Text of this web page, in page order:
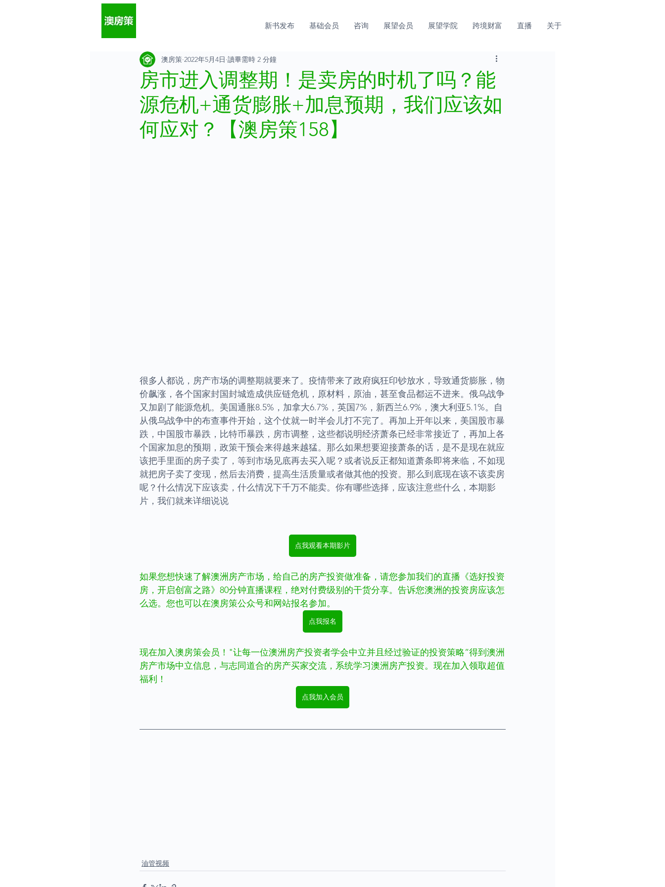
新书发布 基础会员 咨询 展望会员 展望学院 跨境财富 直播 关于
房市进入调整期！是卖房的时机了吗？能
源危机+通货膨胀+加息预期，我们应该如
何应对？【澳房策158】
澳房策 2022年5月4日 讀畢需時 2 分鐘
很多人都说，房产市场的调整期就要来了。疫情带来了政府疯狂印钞放水，导致通货膨胀，物
价飙涨，各个国家封国封城造成供应链危机，原材料，原油，甚至食品都运不进来。俄乌战争
又加剧了能源危机。美国通胀8.5%，加拿大6.7%，英国7%，新西兰6.9%，澳大利亚5.1%。自
从俄乌战争中的布查事件开始，这个仗就一时半会儿打不完了。再加上开年以来，美国股市暴
跌，中国股市暴跌，比特币暴跌，房市调整，这些都说明经济萧条已经非常接近了，再加上各
个国家加息的预期，政策干预会来得越来越猛。那么如果想要迎接萧条的话，是不是现在就应
该把手里面的房子卖了，等到市场见底再去买入呢？或者说反正都知道萧条即将来临，不如现
就把房子卖了变现，然后去消费，提高生活质量或者做其他的投资。那么到底现在该不该卖房
呢？什么情况下应该卖，什么情况下千万不能卖。你有哪些选择，应该注意些什么，本期影
片，我们就来详细说说
点我观看本期影片
如果您想快速了解澳洲房产市场，给自己的房产投资做准备，请您参加我们的直播《选好投资
房，开启创富之路》80分钟直播课程，绝对付费级别的干货分享。告诉您澳洲的投资房应该怎
么选。您也可以在澳房策公众号和网站报名参加。
点我报名
现在加入澳房策会员！"让每一位澳洲房产投资者学会中立并且经过验证的投资策略”得到澳洲
房产市场中立信息，与志同道合的房产买家交流，系统学习澳洲房产投资。现在加入领取超值
福利！
点我加入会员
油管视频